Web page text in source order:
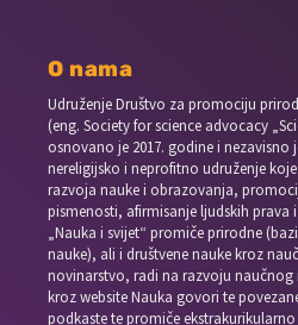
O nama
Udruženje Društvo za promociju
(eng. Society for science advocacy
osnovano je 2017. godine i
nereligijsko i neprofitno udruženje
razvoja nauke i obrazovanja,
pismenosti, afirmisanje ljudskih prava
„Nauka i svijet“ promiče prirodne
nauke), ali i društvene nauke kroz
novinarstvo, radi na razvoju naučnog
kroz website Nauka govori te
podkaste te promiče